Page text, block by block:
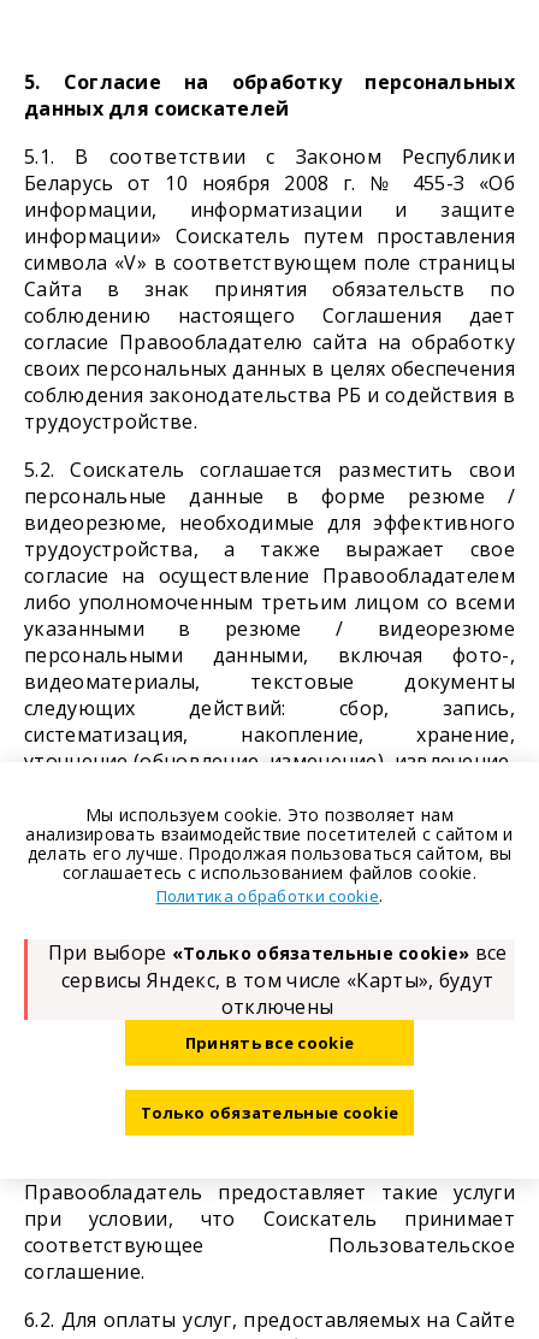
5. Согласие на обработку персональных
данных для соискателей
5.1. В соответствии с Законом Республики
Беларусь от 10 ноября 2008 г. № 455-З «Об
информации, информатизации и защите
информации» Соискатель путем проставления
символа «V» в соответствующем поле страницы
Сайта в знак принятия обязательств по
соблюдению настоящего Соглашения дает
согласие Правообладателю сайта на обработку
своих персональных данных в целях обеспечения
соблюдения законодательства РБ и содействия в
трудоустройстве.
5.2. Соискатель соглашается разместить свои
персональные данные в форме резюме /
видеорезюме, необходимые для эффективного
трудоустройства, а также выражает свое
согласие на осуществление Правообладателем
либо уполномоченным третьим лицом со всеми
указанными в резюме / видеорезюме
персональными данными, включая фото-,
видеоматериалы, текстовые документы
следующих действий: сбор, запись,
систематизация, накопление, хранение,
уточнение (обновление, изменение), извлечение,
предоставление, доступ), обезличивание,
блокирование, удаление, уничтожение, а также
обработку (в том числе – автоматизированную)
для целей исполнения Правообладателем своих
6. Услуги на платной основе, связанные с
размещением резюме
6.1. Соискатель может воспользоваться
Правообладатель предоставляет такие услуги
при условии, что Соискатель принимает
соответствующее Пользовательское
соглашение.
6.2. Для оплаты услуг, предоставляемых на Сайте
Мы используем cookie. Это позволяет нам
анализировать взаимодействие посетителей с сайтом и
делать его лучше. Продолжая пользоваться сайтом, вы
соглашаетесь с использованием файлов cookie.
Политика обработки cookie.
При выборе «Только обязательные cookie» все
сервисы Яндекс, в том числе «Карты», будут
отключены
Принять все cookie
Только обязательные cookie